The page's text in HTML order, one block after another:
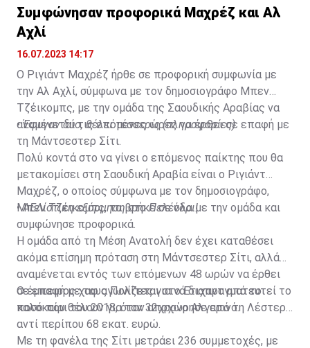
Συμφώνησαν προφορικά Μαχρέζ και Αλ
Αχλί
16.07.2023 14:17
Ο Ριγιάντ Μαχρέζ ήρθε σε προφορική συμφωνία με
την Αλ Αχλί, σύμφωνα με τον δημοσιογράφο Μπεν
Τζέικομπς, με την ομάδα της Σαουδικής Αραβίας να
αναμένεται τις επόμενες ώρες να έρθει σε επαφή με
τη Μάντσεστερ Σίτι.
•Έφυγαν δύο, θέλει τέσσερις (πληροφορίες)
Πολύ κοντά στο να γίνει ο επόμενος παίκτης που θα
μετακομίσει στη Σαουδική Αραβία είναι ο Ριγιάντ
Μαχρέζ, ο οποίος σύμφωνα με τον δημοσιογράφο,
Μπεν Τζέικομπς, τα βρήκε σε όλα με την ομάδα και
συμφώνησε προφορικά.
•ΑΕΛίστικη εξόρμηση στο Πελένδρι!
Η ομάδα από τη Μέση Ανατολή δεν έχει καταθέσει
ακόμα επίσημη πρόταση στη Μάντσεστερ Σίτι, αλλά
αναμένεται εντός των επόμενων 48 ωρών να έρθει
σε επαφή με τους Πολίτες για να διαπραγματευτεί το
ποσό που θέλουν για τον 32χρονο Αλγερινό.
Ο έμπειρος χαφ αγωνίζεται στο Έτιχαντ από το
καλοκαίρι του 2018, όταν αποχώρησε από τη Λέστερ
αντί περίπου 68 εκατ. ευρώ.
Με τη φανέλα της Σίτι μετράει 236 συμμετοχές, με